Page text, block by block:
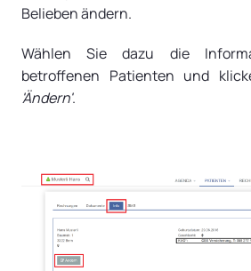
Belieben ändern.
Wählen Sie dazu die
betroffenen Patienten und
'Ändern'.